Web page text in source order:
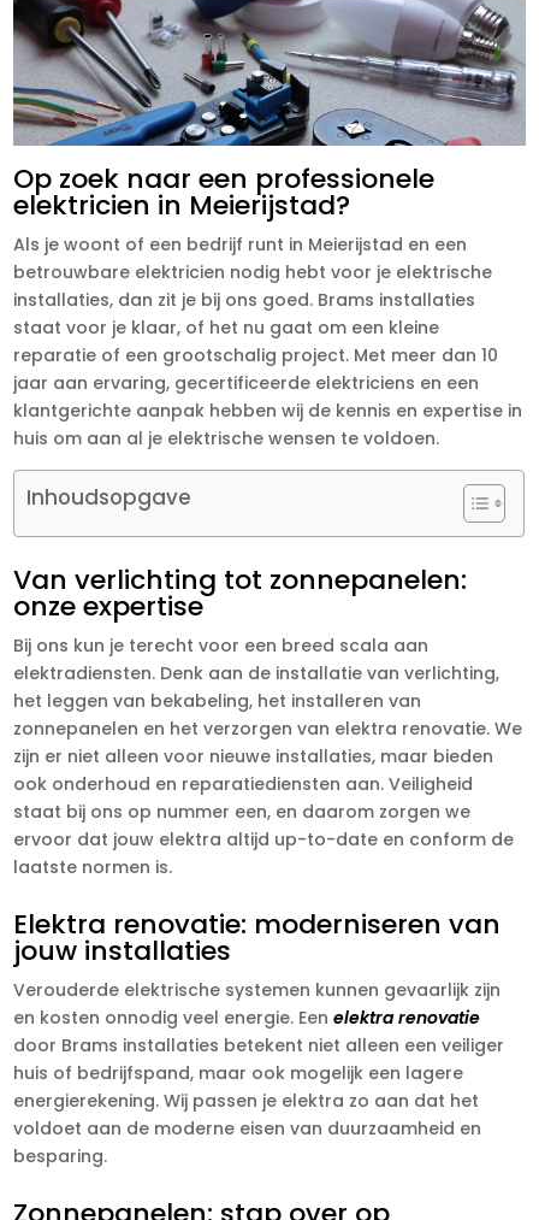
Op zoek naar een professionele
elektricien in Meierijstad?
Als je woont of een bedrijf runt in Meierijstad en een
betrouwbare elektricien nodig hebt voor je elektrische
installaties, dan zit je bij ons goed. Brams installaties
staat voor je klaar, of het nu gaat om een kleine
reparatie of een grootschalig project. Met meer dan 10
jaar aan ervaring, gecertificeerde elektriciens en een
klantgerichte aanpak hebben wij de kennis en expertise in
huis om aan al je elektrische wensen te voldoen.
Inhoudsopgave
Van verlichting tot zonnepanelen:
onze expertise
Bij ons kun je terecht voor een breed scala aan
elektradiensten. Denk aan de installatie van verlichting,
het leggen van bekabeling, het installeren van
zonnepanelen en het verzorgen van elektra renovatie. We
zijn er niet alleen voor nieuwe installaties, maar bieden
ook onderhoud en reparatiediensten aan. Veiligheid
staat bij ons op nummer een, en daarom zorgen we
ervoor dat jouw elektra altijd up-to-date en conform de
laatste normen is.
Elektra renovatie: moderniseren van
jouw installaties
Verouderde elektrische systemen kunnen gevaarlijk zijn
en kosten onnodig veel energie. Eenelektra renovatie
door Brams installaties betekent niet alleen een veiliger
huis of bedrijfspand, maar ook mogelijk een lagere
energierekening. Wij passen je elektra zo aan dat het
voldoet aan de moderne eisen van duurzaamheid en
besparing.